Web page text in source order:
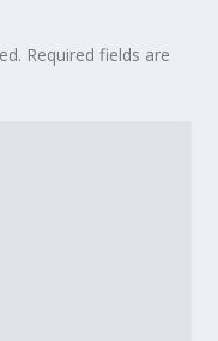
Required fields are